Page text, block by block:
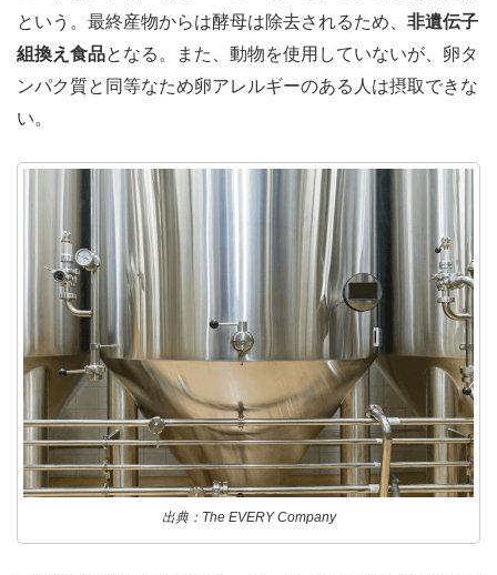
という。最終産物からは酵母は除去されるため、 非遺伝子
組換え食品となる。また、動物を使用していないが、卵タ
ンパク質と同等なため卵アレルギーのある人は摂取できな
い。
出典：The EVERY Company